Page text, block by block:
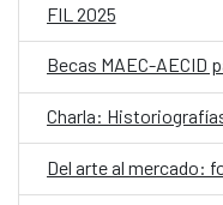
FIL 2025
Charla: